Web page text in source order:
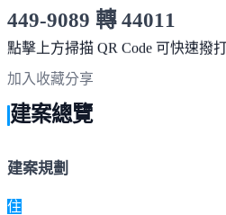
449-9089 轉 44011
服務時間 10:00～19:00
點擊上方掃描 QR Code 可快速撥打
加入收藏分享
建案總覽
建案規劃
住